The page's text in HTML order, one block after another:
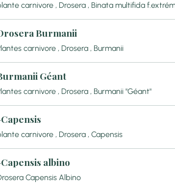
carnivore , Drosera , Binata multifida
Burmanii
carnivore , Drosera , Burmanii
Géant
carnivore , Drosera , Burmanii "Géant"
carnivore , Drosera , Capensis
albino
Capensis Albino